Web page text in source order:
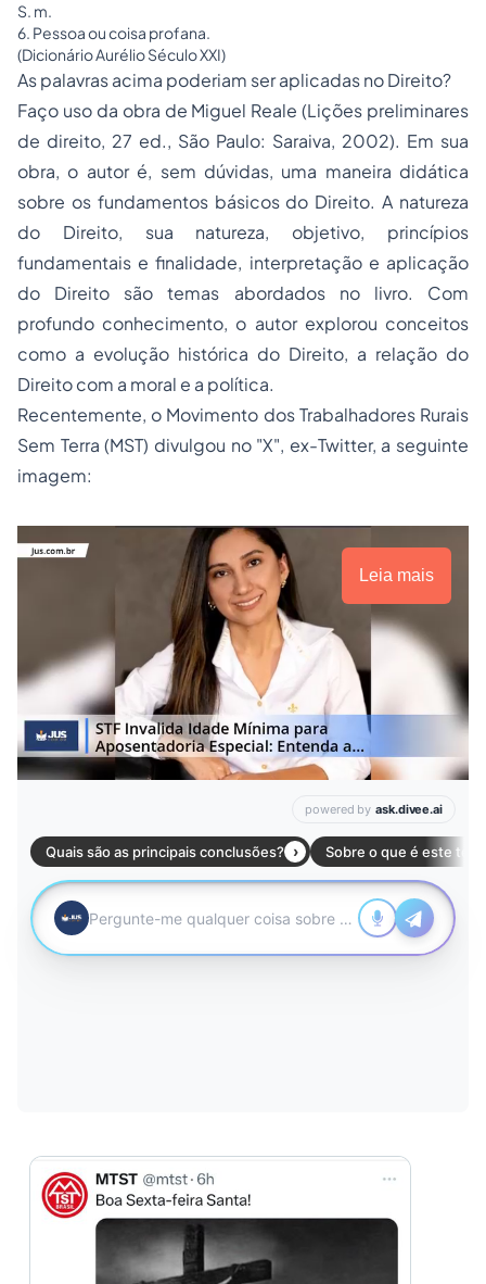
S. m.
6. Pessoa ou coisa profana.
(Dicionário Aurélio Século XXI)
As palavras acima poderiam ser aplicadas no Direito?
Faço uso da obra de Miguel Reale (Lições preliminares
de direito, 27 ed., São Paulo: Saraiva, 2002). Em sua
obra, o autor é, sem dúvidas, uma maneira didática
sobre os fundamentos básicos do Direito. A natureza
do Direito, sua natureza, objetivo, princípios
fundamentais e finalidade, interpretação e aplicação
do Direito são temas abordados no livro. Com
profundo conhecimento, o autor explorou conceitos
como a evolução histórica do Direito, a relação do
Direito com a moral e a política.
Recentemente, o Movimento dos Trabalhadores Rurais
Sem Terra (MST) divulgou no "X", ex-Twitter, a seguinte
imagem:
Leia mais